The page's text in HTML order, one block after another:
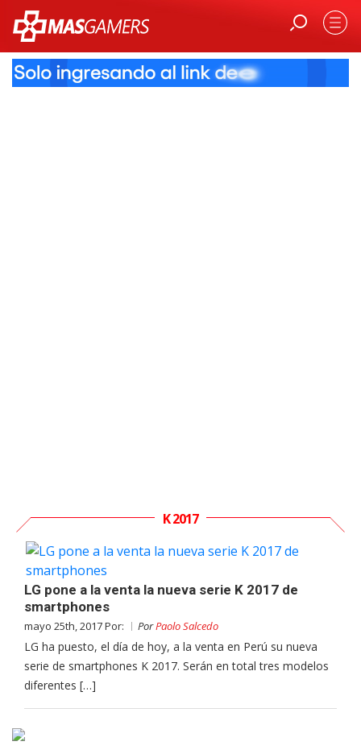
K 2017
LG pone a la venta la nueva serie K 2017 de
smartphones
mayo 25th, 2017 Por: PorPaolo Salcedo
LG ha puesto, el día de hoy, a la venta en Perú su nueva
serie de smartphones K 2017. Serán en total tres modelos
diferentes […]